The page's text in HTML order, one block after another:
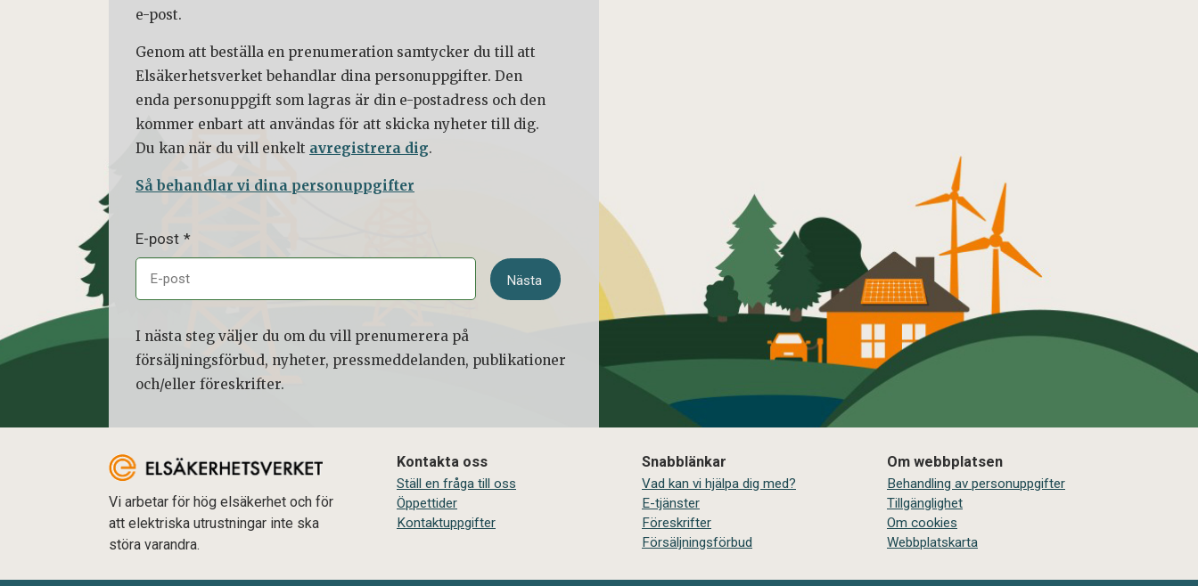
e-post.
Genom att beställa en prenumeration samtycker du till att
Elsäkerhetsverket behandlar dina personuppgifter. Den
enda personuppgift som lagras är din e-postadress och den
kommer enbart att användas för att skicka nyheter till dig.
Du kan när du vill enkelt avregistrera dig.
Så behandlar vi dina personuppgifter
P
r
n
m
e
e
a
E-post
Nästa
I nästa steg väljer du om du vill prenumerera på
försäljningsförbud, nyheter, pressmeddelanden, publikationer
och/eller föreskrifter.
Vi arbetar för hög elsäkerhet och för
att elektriska utrustningar inte ska
störa varandra.
Kontakta oss
Ställ en fråga till oss
Öppettider
Kontaktuppgifter
Snabblänkar
Vad kan vi hjälpa dig med?
E-tjänster
Föreskrifter
Försäljningsförbud
Om webbplatsen
Behandling av personuppgifter
Tillgänglighet
Om cookies
Webbplatskarta